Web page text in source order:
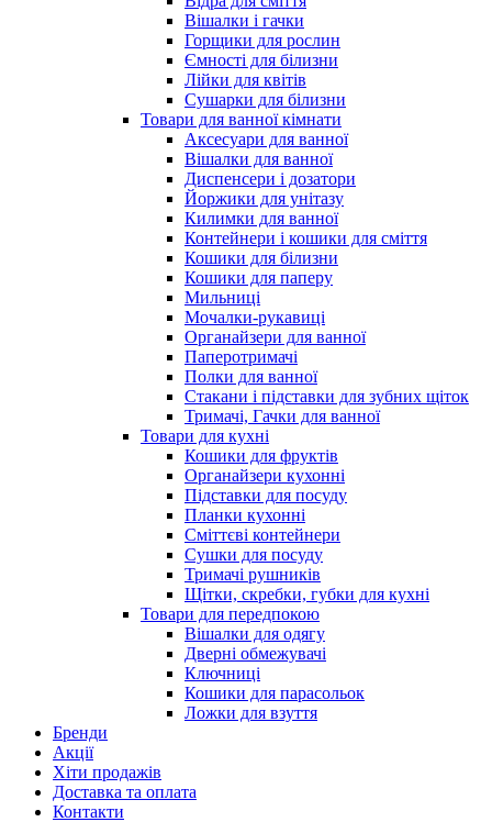
Вішалки і гачки
Горщики для рослин
Ємності для білизни
Лійки для квітів
Сушарки для білизни
Товари для ванної кімнати
Аксесуари для ванної
Вішалки для ванної
Диспенсери і дозатори
Йоржики для унітазу
Килимки для ванної
Контейнери і кошики для сміття
Кошики для білизни
Кошики для паперу
Мильниці
Мочалки-рукавиці
Органайзери для ванної
Паперотримачі
Полки для ванної
Стакани і підставки для зубних щіток
Тримачі, Гачки для ванної
Товари для кухні
Кошики для фруктів
Органайзери кухонні
Підставки для посуду
Планки кухонні
Сміттєві контейнери
Сушки для посуду
Тримачі рушників
Щітки, скребки, губки для кухні
Товари для передпокою
Вішалки для одягу
Дверні обмежувачі
Ключниці
Кошики для парасольок
Ложки для взуття
Бренди
Акції
Хіти продажів
Доставка та оплата
Контакти